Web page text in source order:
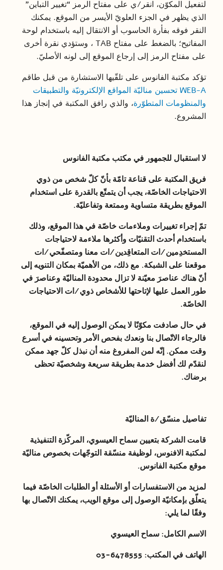
لتفعيل المكوّن، انقر/ي على مفتاح الرمز “تغيير التباين”
الذي يظهر في الجزء العلويّ الأيسر من الموقع. يمكنك
النقر فوقه بفأرة الحاسوب أو الانتقال إليه باستخدام لوحة
المفاتيح؛ بالضغط على مفتاح TAB ، وستؤدي نقرة أخرى
على مفتاح الرمز إلى إرجاع الموقع إلى لونه الأصليّ.
تؤكد مكتبة الفانوس على تلقّيها الاستشارة من قبل طاقم
WEB-A تحسين مناليّة المواقع الإلكترونيّة والتطبيقات
والمنظومات المتطوّرة، والذي رافق المكتبة في إنجاز هذا
المشروع.
لا استقبال للجمهور في مكتب مكتبة الفانوس
فريق المكتبة على قناعة تامّة بأنّ كلّ شخص من ذوي
الاحتياجات الخاصّة، يجب أن يتمتّع بالقدرة على استخدام
الموقع بطريقة متساوية وممتعة وتفاعليّة.
تمّ إجراء تغييرات وملاءمات خاصّة في هذا الموقع، وذلك
باستخدام أحدث التقنيّات وأكثرها ملاءمة لاحتياجات
المستخدِمين/ات المتعاقِدين/ات معنا ومتصفّحي/ات
موقعنا على الشبكة. مع ذلك، من الأهميّة بمكان التنويه إلى
أنّ هناك عناصرَ معيّنة لا تزال محدودة المناليّة وعناصرَ في
طور العمل عليها لإتاحتها للأشخاص ذوي/ات الاحتياجات
الخاصّة.
في حال صادفت مكوّنًا لا يمكن الوصول إليه في الموقع،
فالرجاء الاتّصال بنا ونعدك بفحص الأمر وتحسينه في أسرع
وقت ممكن. إنّه لمن المفروغ منه أن نبذل كلّ جهد ممكن
لنقدّم لك أفضل خدمة بطريقة سريعة وشخصيّة تحظى
برضاك.
تفاصيل منسّق/ة المناليّة
قامت الشركة بتعيين سماح العيسوي، المركّزة التنفيذية
لمكتبة الافنوس، لوظيفة منسّقة التوجّهات بخصوص مناليّة
موقع مكتبة الفانوس.
لمزيد من الاستفسارات أو الأسئلة أو الطلبات الخاصّة فيما
يتعلّق بإمكانيّة الوصول إلى موقع الويب، يمكنك الاتّصال بها
وفقًا لما يلي:
الاسم الكامل: سماح العيسوي
الهاتف في المكتب: 6478555-03